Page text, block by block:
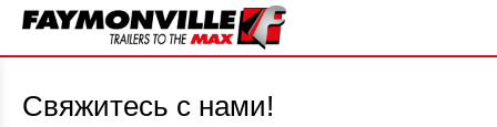
Свяжитесь с нами!